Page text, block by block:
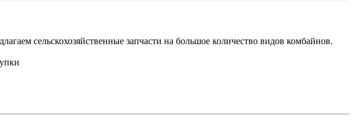
сельскохозяйственные запчасти на большое количество видов комбайнов.